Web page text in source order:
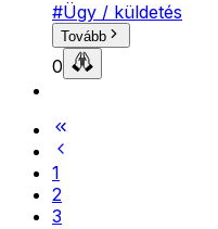
#Ügy / küldetés
Tovább
0
1
2
3